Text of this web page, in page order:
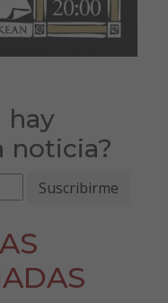
hay
noticia?